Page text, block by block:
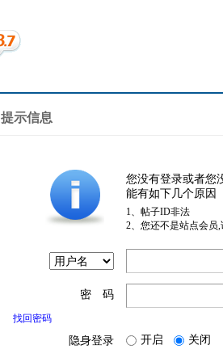
提示信息
您没有登录或者您
能有如下几个原因
1、帖子ID非法
2、您还不是站点会员
密 码
找回密码
隐身登录 开启 关闭